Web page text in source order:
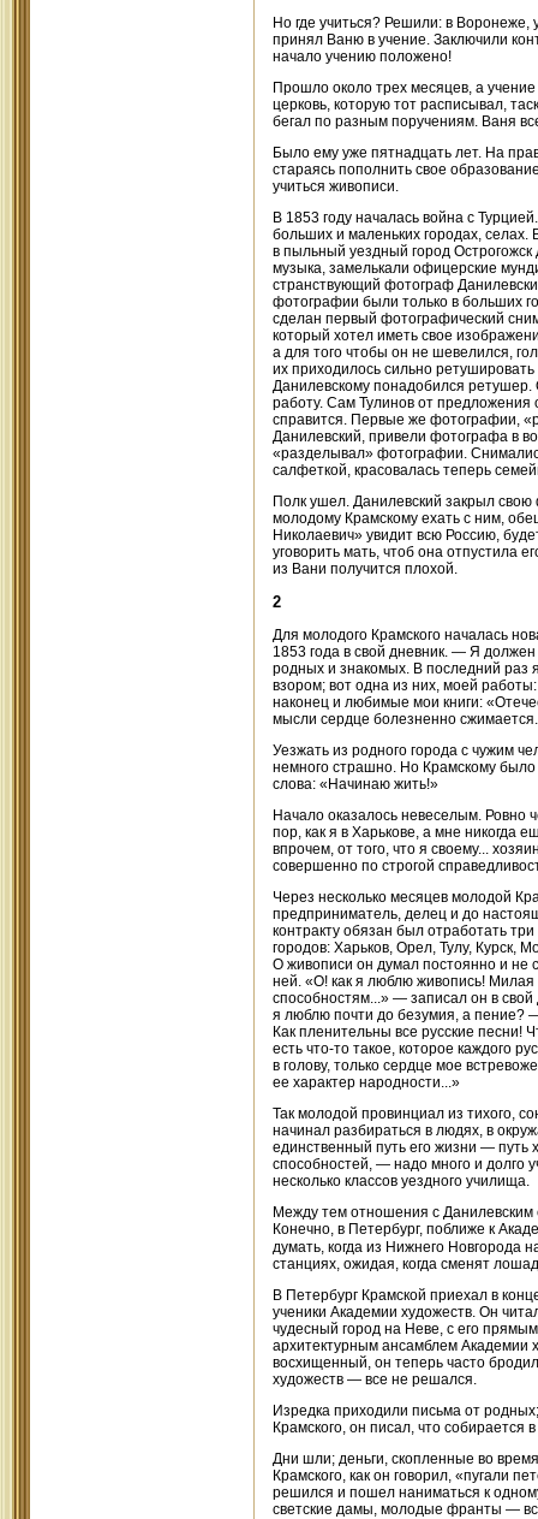
Но где учиться? Решили: в
принял Ваню в учение. Заключили
начало учению положено!
Прошло около трех месяцев, а
церковь, которую тот расписывал,
бегал по разным поручениям. Ваня
Было ему уже пятнадцать лет. На
стараясь пополнить свое
учиться живописи.
В 1853 году началась война с
больших и маленьких городах,
в пыльный уездный город Острогожск
музыка, замелькали офицерские
странствующий фотограф
фотографии были только в больших
сделан первый фотографический
который хотел иметь свое
а для того чтобы он не шевелился,
их приходилось сильно
Данилевскому понадобился
работу. Сам Тулинов от предложения
справится. Первые же фотографии,
Данилевский, привели фотографа в
«разделывал» фотографии.
салфеткой, красовалась теперь
Полк ушел. Данилевский закрыл
молодому Крамскому ехать с ним,
Николаевич» увидит всю Россию,
уговорить мать, чтоб она отпустила
из Вани получится плохой.
2
Для молодого Крамского началась
1853 года в свой дневник. — Я должен
родных и знакомых. В последний раз
взором; вот одна из них, моей
наконец и любимые мои книги:
мысли сердце болезненно
Уезжать из родного города с чужим
немного страшно. Но Крамскому было
слова: «Начинаю жить!»
Начало оказалось невеселым. Ровно
пор, как я в Харькове, а мне никогда
впрочем, от того, что я своему...
совершенно по строгой
Через несколько месяцев молодой
предприниматель, делец и до
контракту обязан был отработать
городов: Харьков, Орел, Тулу, Курск,
О живописи он думал постоянно и не
ней. «О! как я люблю живопись! Милая
способностям...» — записал он в
я люблю почти до безумия, а пение?
Как пленительны все русские песни!
есть что-то такое, которое каждого
в голову, только сердце мое
ее характер народности...»
Так молодой провинциал из тихого,
начинал разбираться в людях, в
единственный путь его жизни — путь
способностей, — надо много и долго
несколько классов уездного училища.
Между тем отношения с Данилевским
Конечно, в Петербург, поближе к
думать, когда из Нижнего Новгорода
станциях, ожидая, когда сменят
В Петербург Крамской приехал в
ученики Академии художеств. Он
чудесный город на Неве, с его
архитектурным ансамблем
восхищенный, он теперь часто
художеств — все не решался.
Изредка приходили письма от
Крамского, он писал, что собирается
Дни шли; деньги, скопленные во
Крамского, как он говорил, «пугали
решился и пошел наниматься к
светские дамы, молодые франты —